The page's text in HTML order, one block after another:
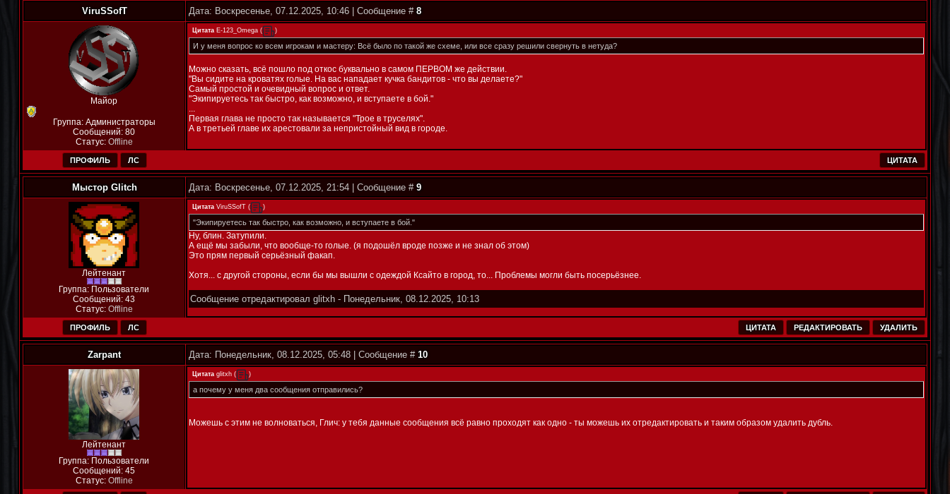
ViruSSofT Дата: Воскресенье, 07.12.2025, 10:46 | Сообщение # 8
Майор
Группа: Администраторы
Сообщений: 80
Статус: Offline
Цитата E-123_Omega ( )
И у меня вопрос ко всем игрокам и мастеру: Всё было по такой же схеме, или все сразу решили свернуть в нетуда?
Можно сказать, всё пошло под откос буквально в самом ПЕРВОМ же действии.
"Вы сидите на кроватях голые. На вас нападает кучка бандитов - что вы делаете?"
Самый простой и очевидный вопрос и ответ.
"Экипируетесь так быстро, как возможно, и вступаете в бой."
...
Первая глава не просто так называется "Трое в труселях".
А в третьей главе их арестовали за непристойный вид в городе.
ПРОФИЛЬ ЛС ЦИТАТА
Мыстор Glitch Дата: Воскресенье, 07.12.2025, 21:54 | Сообщение # 9
Лейтенант
Группа: Пользователи
Сообщений: 43
Статус: Offline
Цитата ViruSSofT ( )
"Экипируетесь так быстро, как возможно, и вступаете в бой."
Ну, блин. Затупили.
А ещё мы забыли, что вообще-то голые. (я подошёл вроде позже и не знал об этом)
Это прям первый серьёзный факап.
Хотя... с другой стороны, если бы мы вышли с одеждой Ксайто в город, то... Проблемы могли быть посерьёзнее.
Сообщение отредактировал glitxh - Понедельник, 08.12.2025, 10:13
ПРОФИЛЬ ЛС ЦИТАТА РЕДАКТИРОВАТЬ УДАЛИТЬ
Zarpant Дата: Понедельник, 08.12.2025, 05:48 | Сообщение # 10
Лейтенант
Группа: Пользователи
Сообщений: 45
Статус: Offline
Цитата glitxh ( )
а почему у меня два сообщения отправились?
Можешь с этим не волноваться, Глич: у тебя данные сообщения всë равно проходят как одно - ты можешь их отредактировать и таким образом удалить дубль.